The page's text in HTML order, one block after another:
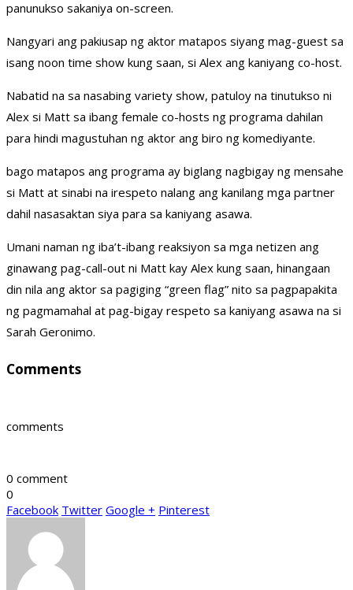
panunukso sakaniya on-screen.
Nangyari ang pakiusap ng aktor matapos siyang mag-guest sa
isang noon time show kung saan, si Alex ang kaniyang co-host.
Nabatid na sa nasabing variety show, patuloy na tinutukso ni
Alex si Matt sa ibang female co-hosts ng programa dahilan
para hindi magustuhan ng aktor ang biro ng komediyante.
bago matapos ang programa ay biglang nagbigay ng mensahe
si Matt at sinabi na irespeto nalang ang kanilang mga partner
dahil nasasaktan siya para sa kaniyang asawa.
Umani naman ng iba’t-ibang reaksiyon sa mga netizen ang
ginawang pag-call-out ni Matt kay Alex kung saan, hinangaan
din nila ang aktor sa pagiging “green flag” nito sa pagpapakita
ng pagmamahal at pag-bigay respeto sa kaniyang asawa na si
Sarah Geronimo.
Comments
comments
0 comment
0
Facebook Twitter Google + Pinterest